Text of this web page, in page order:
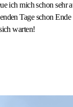
ich mich schon
Tage schon
warten!